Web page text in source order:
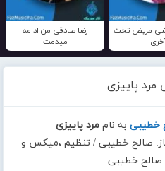
مریض تخت
رضا صادقی من ادامه
میدمت
مرد پاییزی
خطیبی به ناممرد پاییزی
صالح خطیبی / تنظیم ،میکس و
خطیبی